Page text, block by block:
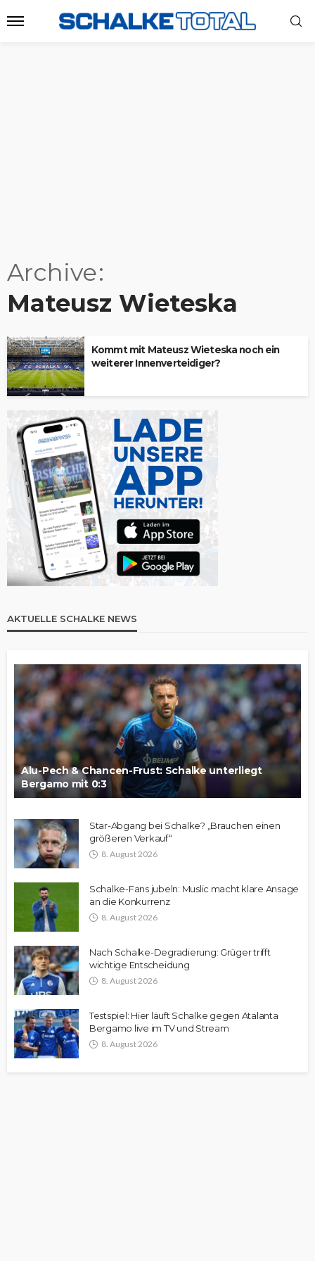
Archive
Mateusz Wieteska
Kommt mit Mateusz Wieteska noch ein
weiterer Innenverteidiger?
AKTUELLE SCHALKE NEWS
Alu-Pech & Chancen-Frust: Schalke unterliegt
Bergamo mit 0:3
Star-Abgang bei Schalke? „Brauchen einen
größeren Verkauf“
8. August 2026
Schalke-Fans jubeln: Muslic macht klare Ansage
an die Konkurrenz
8. August 2026
Nach Schalke-Degradierung: Grüger trifft
wichtige Entscheidung
8. August 2026
Testspiel: Hier läuft Schalke gegen Atalanta
Bergamo live im TV und Stream
8. August 2026